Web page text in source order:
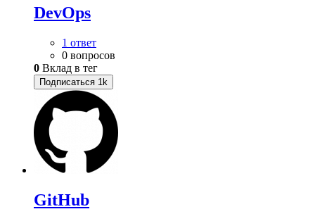
DevOps
1 ответ
0 вопросов
0 Вклад в тег
Подписаться 1k
GitHub